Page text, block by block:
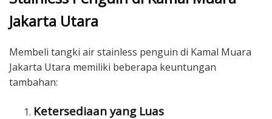
Jakarta Utara
Membeli tangki air stainless penguin di Kamal Muara
Jakarta Utara memiliki beberapa keuntungan
tambahan:
Ketersediaan yang Luas